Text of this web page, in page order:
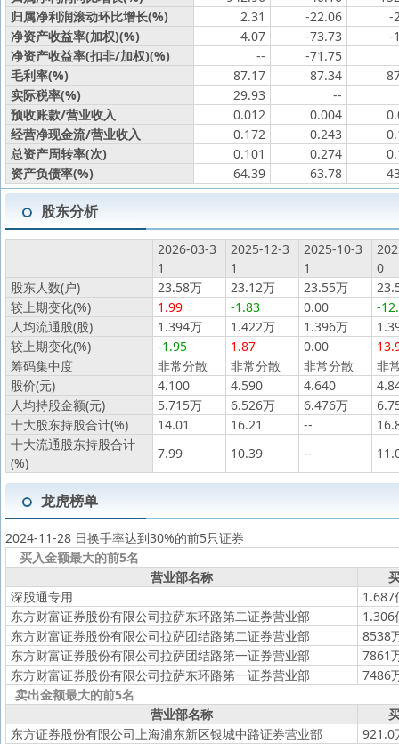
归属净利润滚动环比增长(%)
2.31 -22.06
-
净资产收益率(加权)(%)
4.07 -73.73
-
净资产收益率(扣非/加权)(%)
--
-71.75
毛利率(%)
87.17 87.34
实际税率(%)
29.93
--
预收账款/营业收入
0.012 0.004
经营净现金流/营业收入
0.172 0.243
总资产周转率(次)
0.101 0.274
资产负债率(%)
64.39 63.78
股东分析
2026-03-3
1
2025-12-3
1
2025-10-3
1
0
股东人数(户)
23.58万 23.12万 23.55万
较上期变化(%)
1.99 -1.83 0.00
-
人均流通股(股)
1.394万 1.422万 1.396万
较上期变化(%)
-1.95 1.87 0.00
筹码集中度
非常分散 非常分散 非常分散
非
股价(元)
4.100 4.590 4.640
人均持股金额(元)
5.715万 6.526万 6.476万
十大股东持股合计(%)
14.01 16.21 --
十大流通股东持股合计
(%)
7.99 10.39 --
龙虎榜单
2024-11-28 日换手率达到30%的前5只证券
买入金额最大的前5名
营业部名称
深股通专用
1.687
东方财富证券股份有限公司拉萨东环路第二证券营业部
1.306
东方财富证券股份有限公司拉萨团结路第二证券营业部
8538
东方财富证券股份有限公司拉萨团结路第一证券营业部
7861
东方财富证券股份有限公司拉萨东环路第一证券营业部
7486
卖出金额最大的前5名
营业部名称
东方证券股份有限公司上海浦东新区银城中路证券营业部
921.0